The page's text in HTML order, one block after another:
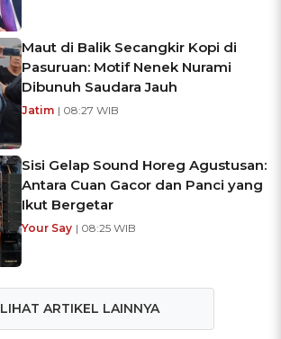
Maut di Balik Secangkir Kopi di
Pasuruan: Motif Nenek Nurami
Dibunuh Saudara Jauh
Jatim | 08:27 WIB
Sisi Gelap Sound Horeg Agustusan:
Antara Cuan Gacor dan Panci yang
Ikut Bergetar
Your Say | 08:25 WIB
LIHAT ARTIKEL LAINNYA